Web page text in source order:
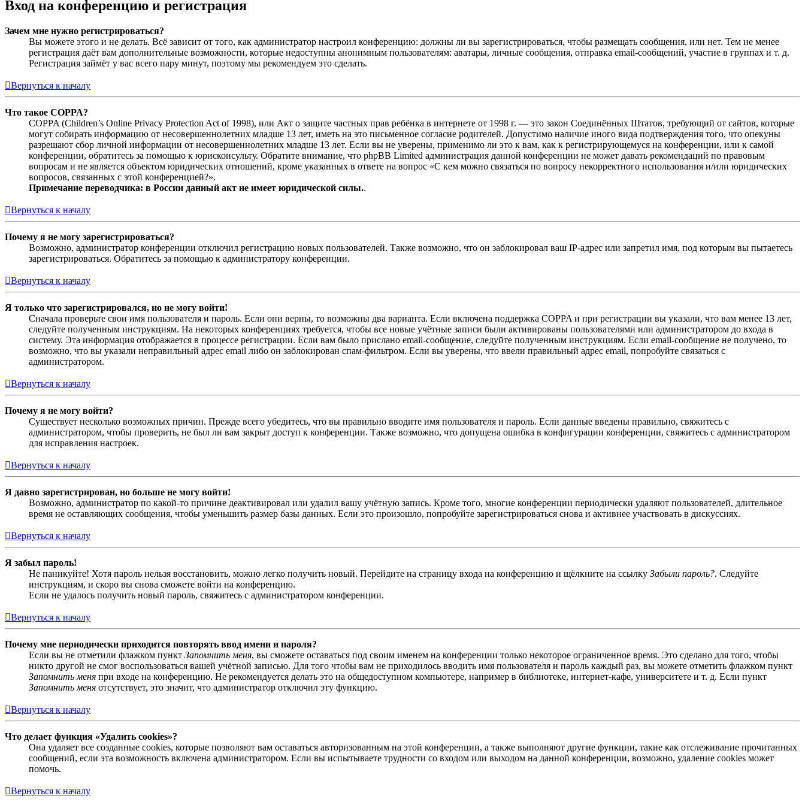
Вход на конференцию и регистрация
Зачем мне нужно регистрироваться?
Вы можете этого и не делать. Всё зависит от того, как администратор настроил конференцию: должны ли вы зарегистрироваться, чтобы размещать сообщения, или нет. Тем не менее
регистрация даёт вам дополнительные возможности, которые недоступны анонимным пользователям: аватары, личные сообщения, отправка email-сообщений, участие в группах и т. д.
Регистрация займёт у вас всего пару минут, поэтому мы рекомендуем это сделать.
Вернуться к началу
Что такое COPPA?
COPPA (Children’s Online Privacy Protection Act of 1998), или Акт о защите частных прав ребёнка в интернете от 1998 г. — это закон Соединённых Штатов, требующий от сайтов, которые
могут собирать информацию от несовершеннолетних младше 13 лет, иметь на это письменное согласие родителей. Допустимо наличие иного вида подтверждения того, что опекуны
разрешают сбор личной информации от несовершеннолетних младше 13 лет. Если вы не уверены, применимо ли это к вам, как к регистрирующемуся на конференции, или к самой
конференции, обратитесь за помощью к юрисконсульту. Обратите внимание, что phpBB Limited администрация данной конференции не может давать рекомендаций по правовым
вопросам и не является объектом юридических отношений, кроме указанных в ответе на вопрос «С кем можно связаться по вопросу некорректного использования и/или юридических
вопросов, связанных с этой конференцией?».
Примечание переводчика: в России данный акт не имеет юридической силы..
Вернуться к началу
Почему я не могу зарегистрироваться?
Возможно, администратор конференции отключил регистрацию новых пользователей. Также возможно, что он заблокировал ваш IP-адрес или запретил имя, под которым вы пытаетесь
зарегистрироваться. Обратитесь за помощью к администратору конференции.
Вернуться к началу
Я только что зарегистрировался, но не могу войти!
Сначала проверьте свои имя пользователя и пароль. Если они верны, то возможны два варианта. Если включена поддержка COPPA и при регистрации вы указали, что вам менее 13 лет,
следуйте полученным инструкциям. На некоторых конференциях требуется, чтобы все новые учётные записи были активированы пользователями или администратором до входа в
систему. Эта информация отображается в процессе регистрации. Если вам было прислано email-сообщение, следуйте полученным инструкциям. Если email-сообщение не получено, то
возможно, что вы указали неправильный адрес email либо он заблокирован спам-фильтром. Если вы уверены, что ввели правильный адрес email, попробуйте связаться с
администратором.
Вернуться к началу
Почему я не могу войти?
Существует несколько возможных причин. Прежде всего убедитесь, что вы правильно вводите имя пользователя и пароль. Если данные введены правильно, свяжитесь с
администратором, чтобы проверить, не был ли вам закрыт доступ к конференции. Также возможно, что допущена ошибка в конфигурации конференции, свяжитесь с администратором
для исправления настроек.
Вернуться к началу
Я давно зарегистрирован, но больше не могу войти!
Возможно, администратор по какой-то причине деактивировал или удалил вашу учётную запись. Кроме того, многие конференции периодически удаляют пользователей, длительное
время не оставляющих сообщения, чтобы уменьшить размер базы данных. Если это произошло, попробуйте зарегистрироваться снова и активнее участвовать в дискуссиях.
Вернуться к началу
Я забыл пароль!
Не паникуйте! Хотя пароль нельзя восстановить, можно легко получить новый. Перейдите на страницу входа на конференцию и щёлкните на ссылку Забыли пароль?. Следуйте
инструкциям, и скоро вы снова сможете войти на конференцию.
Если не удалось получить новый пароль, свяжитесь с администратором конференции.
Вернуться к началу
Почему мне периодически приходится повторять ввод имени и пароля?
Если вы не отметили флажком пункт Запомнить меня, вы сможете оставаться под своим именем на конференции только некоторое ограниченное время. Это сделано для того, чтобы
никто другой не смог воспользоваться вашей учётной записью. Для того чтобы вам не приходилось вводить имя пользователя и пароль каждый раз, вы можете отметить флажком пункт
Запомнить меня при входе на конференцию. Не рекомендуется делать это на общедоступном компьютере, например в библиотеке, интернет-кафе, университете и т. д. Если пункт
Запомнить меня отсутствует, это значит, что администратор отключил эту функцию.
Вернуться к началу
Что делает функция «Удалить cookies»?
Она удаляет все созданные cookies, которые позволяют вам оставаться авторизованным на этой конференции, а также выполняют другие функции, такие как отслеживание прочитанных
сообщений, если эта возможность включена администратором. Если вы испытываете трудности со входом или выходом на данной конференции, возможно, удаление cookies может
помочь.
Вернуться к началу